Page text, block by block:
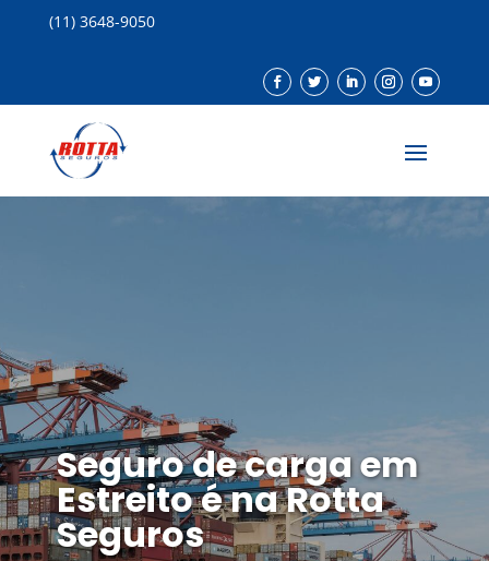
(11) 3648-9050
Seguro de carga em
Estreito é na Rotta
Seguros